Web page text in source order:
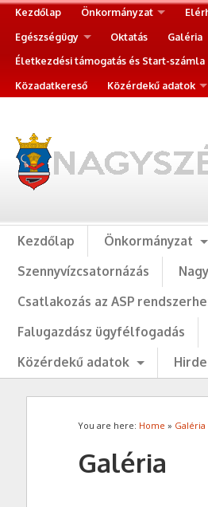
Kezdőlap Önkormányzat
Egészségügy
Oktatás Galéria
Életkezdési támogatás és Start-számla
Közadatkereső
Közérdekű adatok
Kezdőlap Önkormányzat
Szennyvízcsatornázás
Csatlakozás az ASP
Falugazdász ügyfélfogadás
Közérdekű adatok
You are here: Home » Galéria
Galéria